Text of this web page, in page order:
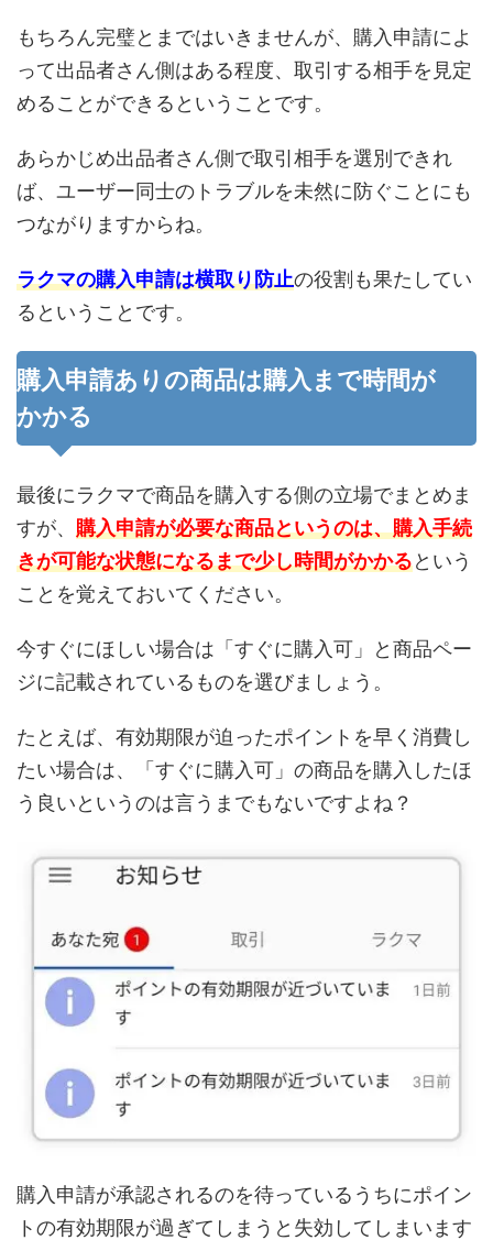
もちろん完璧とまではいきませんが、購入申請によ
って出品者さん側はある程度、取引する相手を見定
めることができるということです。
あらかじめ出品者さん側で取引相手を選別できれ
ば、ユーザー同士のトラブルを未然に防ぐことにも
つながりますからね。
ラクマの購入申請は横取り防止の役割も果たしてい
るということです。
購入申請ありの商品は購入まで時間が
かかる
最後にラクマで商品を購入する側の立場でまとめま
すが、 購入申請が必要な商品というのは、購入手続
きが可能な状態になるまで少し時間がかかるという
ことを覚えておいてください。
今すぐにほしい場合は「すぐに購入可」と商品ペー
ジに記載されているものを選びましょう。
たとえば、有効期限が迫ったポイントを早く消費し
たい場合は、「すぐに購入可」の商品を購入したほ
う良いというのは言うまでもないですよね？
購入申請が承認されるのを待っているうちにポイン
トの有効期限が過ぎてしまうと失効してしまいます